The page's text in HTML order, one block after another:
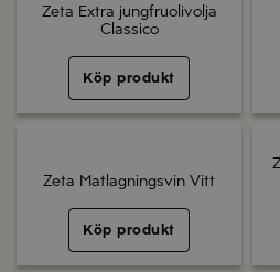
Zeta Extra jungfruolivolja
Classico
Köp produkt
Zeta Matlagningsvin Vitt
Köp produkt